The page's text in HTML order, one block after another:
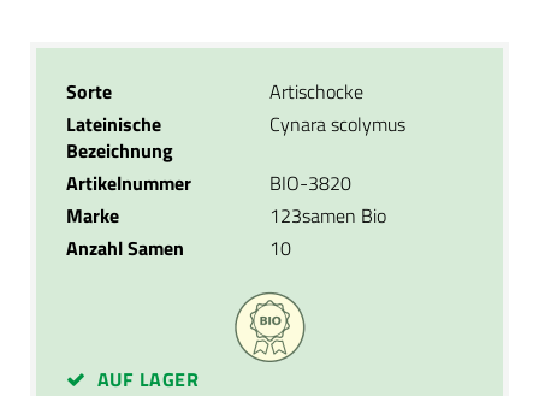
Sorte
Artischocke
Lateinische
Bezeichnung
Cynara scolymus
Artikelnummer
BIO-3820
Marke
123samen Bio
Anzahl Samen
10
AUF LAGER